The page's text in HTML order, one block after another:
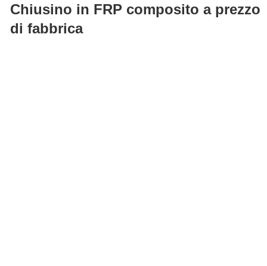
in FRP composito a prezzo di fabbrica
Chiusino in FRP composito a prezzo
di fabbrica